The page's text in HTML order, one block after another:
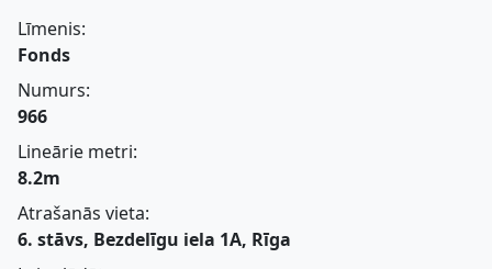
Līmenis:
Fonds
Numurs:
966
Lineārie metri:
8.2m
Atrašanās vieta:
6. stāvs, Bezdelīgu iela 1A, Rīga